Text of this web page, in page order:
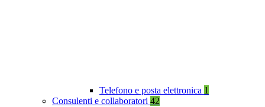
Telefono e posta elettronica 1
Consulenti e collaboratori 42